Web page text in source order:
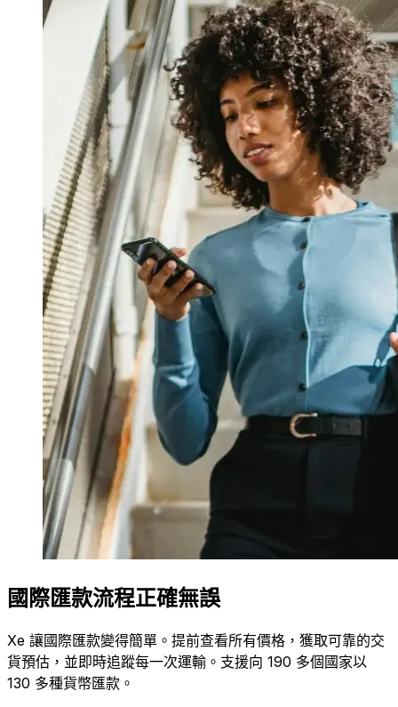
國際匯款流程正確無誤
Xe 讓國際匯款變得簡單。提前查看所有價格，獲取可靠的交
貨預估，並即時追蹤每一次運輸。支援向 190 多個國家以
130 多種貨幣匯款。